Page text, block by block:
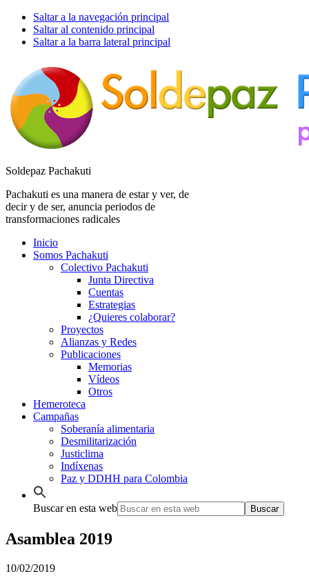
Saltar a la navegación principal
Saltar al contenido principal
Saltar a la barra lateral principal
Soldepaz Pachakuti
Pachakuti es una manera de estar y ver, de
decir y de ser, anuncia periodos de
transformaciones radicales
Inicio
Somos Pachakuti
Colectivo Pachakuti
Junta Directiva
Cuentas
Estrategias
¿Quieres colaborar?
Proyectos
Alianzas y Redes
Publicaciones
Memorias
Vídeos
Otros
Hemeroteca
Campañas
Soberanía alimentaria
Desmilitarización
Justiclima
Indíxenas
Paz y DDHH para Colombia
Buscar en esta web
Asamblea 2019
10/02/2019